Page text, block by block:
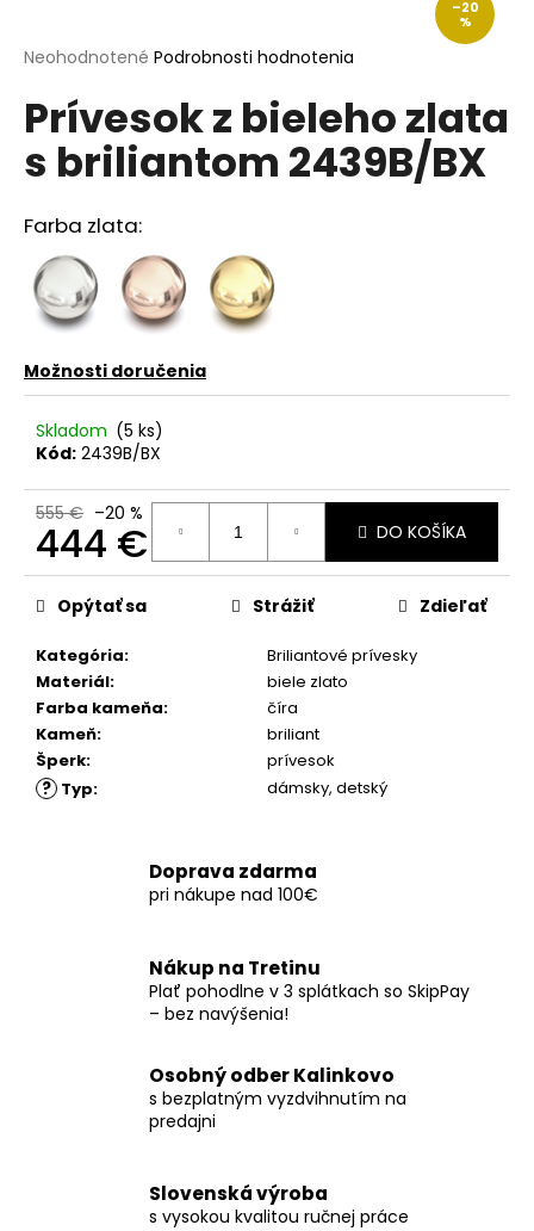
Priemerné
produktu
je
z
hviezdičiek.
Neohodnotené Podrobnosti hodnotenia
Prívesok z bieleho zlata
s briliantom 2439B/BX
Farba zlata:
Možnosti doručenia
Skladom (5 ks)
Kód: 2439B/BX
555 € –20 %
444 €
Jednotková
cena:
DO KOŠÍKA
Kategória:
Briliantové prívesky
Materiál:
biele zlato
Farba kameňa:
číra
Kameň:
briliant
Šperk: prívesok
? Typ: dámsky, detský
Opýtať sa Strážiť Zdieľať
–20
%
Doprava zdarma
pri nákupe nad 100€
Nákup na Tretinu
Plať pohodlne v 3 splátkach so SkipPay
– bez navýšenia!
Osobný odber Kalinkovo
s bezplatným vyzdvihnutím na
predajni
Slovenská výroba
s vysokou kvalitou ručnej práce
j
ť
?
HĽADAŤ
O
d
p
o
r
ú
č
e